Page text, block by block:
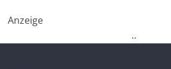
Anzeige
..